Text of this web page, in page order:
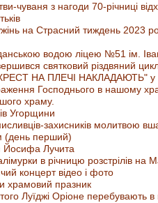
чуваня з нагоди 70-річниці
на Страсний тиждень 2023
водою ліцею №51 ім.
святковий різдвяний
НА ПЛЕЧІ НАКЛАДАЮТЬ" у
Господнього в нашому
храму.
Угорщини
захисників молитвою
(день перший)
Йосифа Лучита
в річницю розстрілів на
концерт відео і фото
храмовий празник
Луїджі Оріоне перебувають